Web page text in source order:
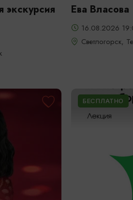
экскурсия
Ева Власова
16.08.2026
Светлогорск,
БЕСПЛАТНО